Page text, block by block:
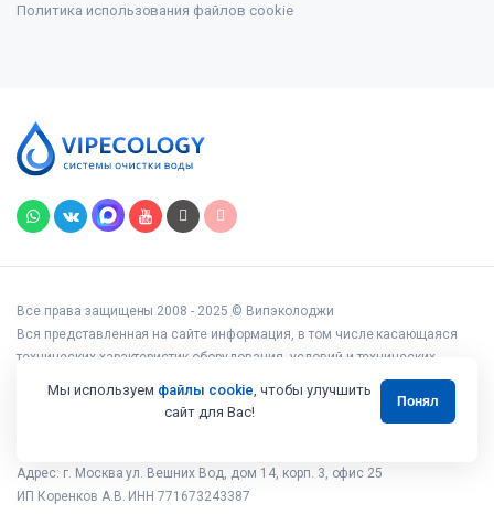
Политика использования файлов cookie
Все права защищены 2008 - 2025 © Випэколоджи
Вся представленная на сайте информация, в том числе касающаяся
технических характеристик оборудования, условий и технических
возможностей подключения, наличия на складе, стоимости товаров и
услуг, носит информационный характер и ни при каких условиях не
является публичной офертой, определяемой положениями статьи 437
Адрес: г. Москва ул. Вешних Вод, дом 14, корп. 3, офис 25
ИП Коренков А.В. ИНН 771673243387
Мы используем файлы cookie, чтобы улучшить
сайт для Вас!
Понял